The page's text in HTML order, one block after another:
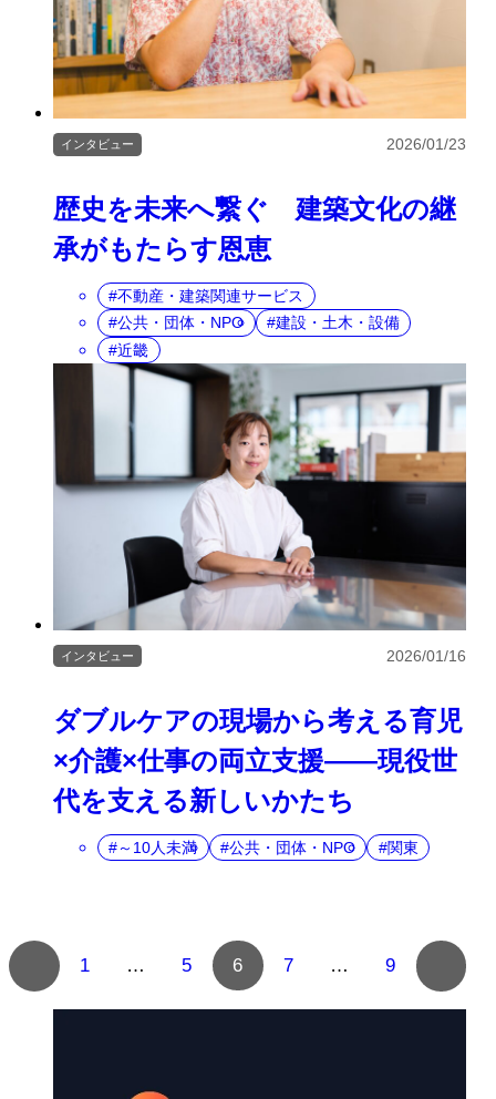
歴史を未来へ繋ぐ 建築文化の継
承がもたらす恩恵
インタビュー 2026/01/23
不動産・建築関連サービス
公共・団体・NPO
建設・土木・設備
近畿
ダブルケアの現場から考える育児
×介護×仕事の両立支援――現役世
代を支える新しいかたち
インタビュー 2026/01/16
～10人未満 公共・団体・NPO 関東
複
数
1 … 5 6 7 … 9